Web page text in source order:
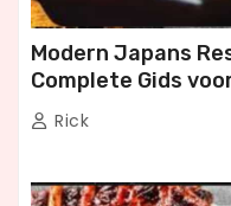
Modern Japans
Complete Gids
Dineren
Rick